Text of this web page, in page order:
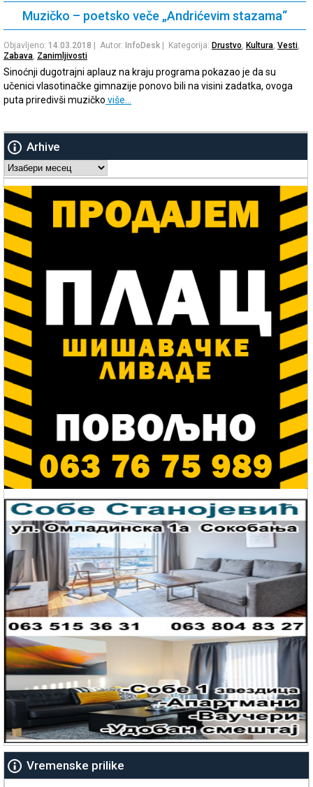
Muzičko – poetsko veče „Andrićevim stazama“
Objavljeno: 14.03.2018 | Autor: InfoDesk | Kategorija: Drustvo Kultura Vesti
Zabava Zanimljivosti
Sinoćnji dugotrajni aplauz na kraju programa pokazao je da su
učenici vlasotinačke gimnazije ponovo bili na visini zadatka, ovoga
puta priredivši muzičko više…
Arhive
Arhive
Vremenske prilike